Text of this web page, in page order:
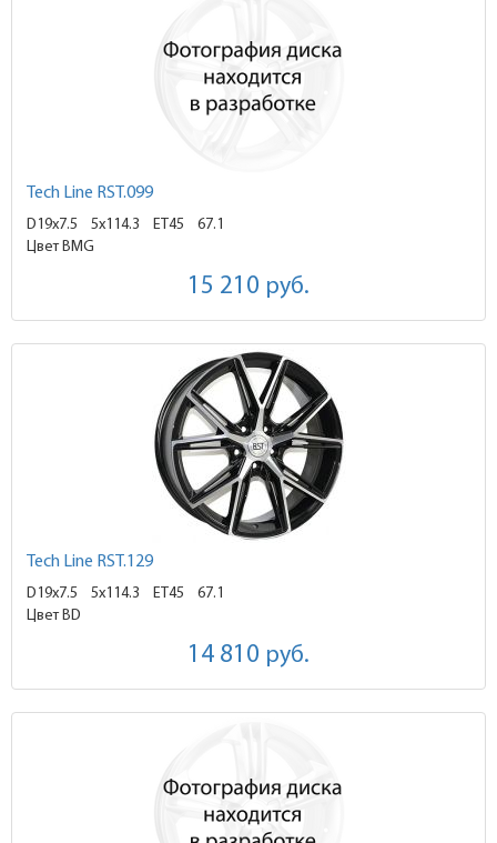
Tech Line RST.099
D19x7.5 5x114.3 ET45
67.1
Цвет BMG
15 210 руб.
Tech Line RST.129
D19x7.5 5x114.3 ET45
67.1
Цвет BD
14 810 руб.